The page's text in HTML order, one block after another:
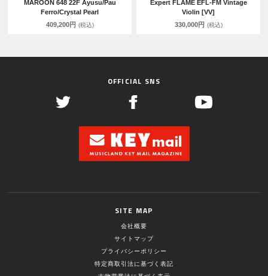
MAROON 648 22F Ayusu/Pau
Ferro/Crystal Pearl
409,200円 (税込)
Expert FLAME EFL-FM Vintage
Violin [VV]
330,000円 (税込)
OFFICIAL SNS
SITE MAP
会社概要
サイトマップ
プライバシーポリシー
特定商取引法に基づく表記